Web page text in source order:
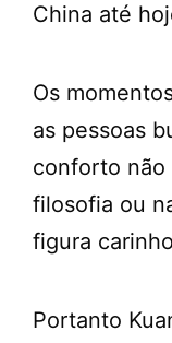
China até
Os
as pessoas
conforto não
filosofia ou
figura
Portanto